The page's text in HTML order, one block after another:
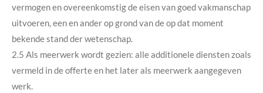
vermogen en overeenkomstig de eisen van goed vakmanschap
uitvoeren, een en ander op grond van de op dat moment
bekende stand der wetenschap.
2.5 Als meerwerk wordt gezien: alle additionele diensten zoals
vermeld in de offerte en het later als meerwerk aangegeven
werk.